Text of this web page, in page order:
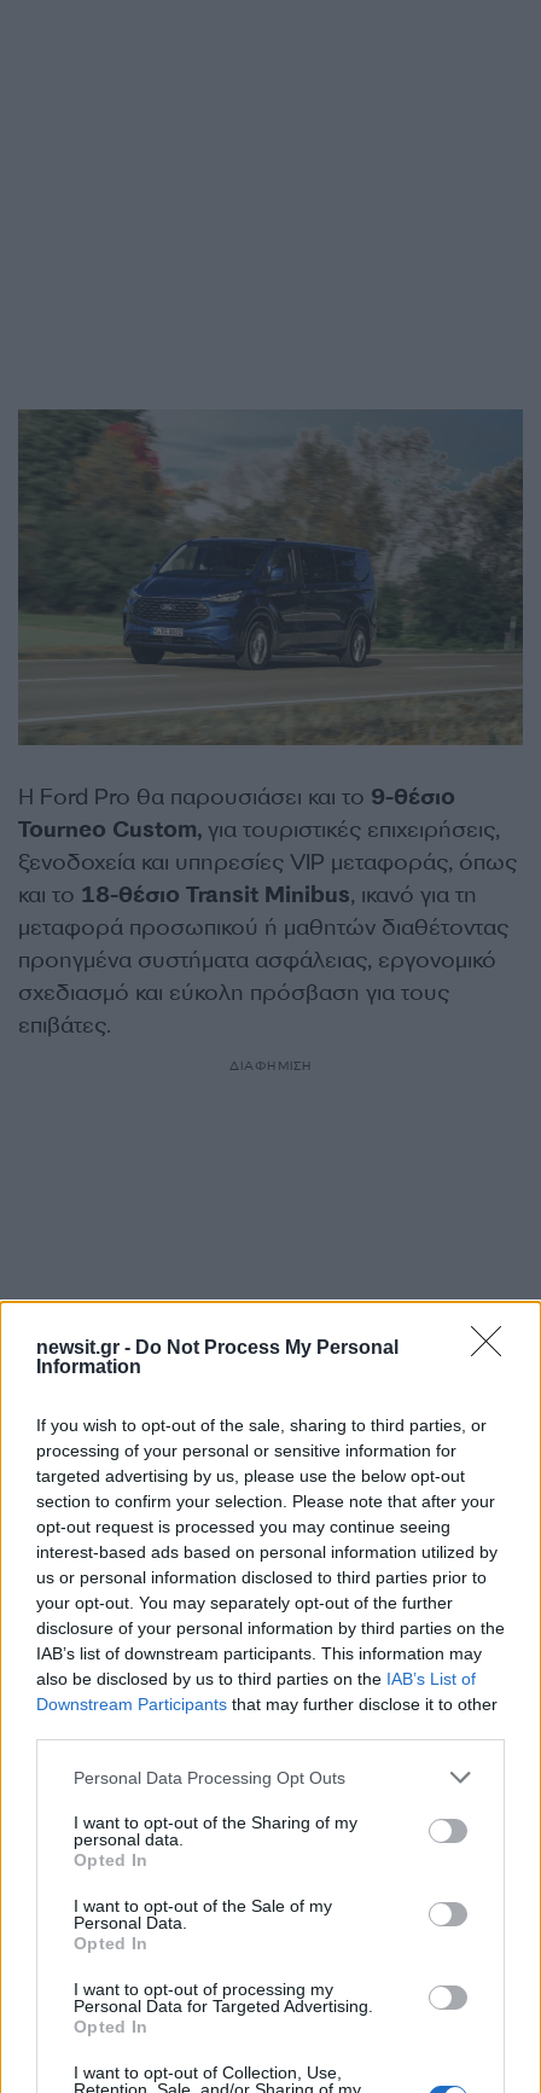
newsit.gr - Do Not Process My Personal
Information
If you wish to opt-out of the sale, sharing to third parties, or
processing of your personal or sensitive information for
targeted advertising by us, please use the below opt-out
section to confirm your selection. Please note that after your
opt-out request is processed you may continue seeing
interest-based ads based on personal information utilized by
us or personal information disclosed to third parties prior to
your opt-out. You may separately opt-out of the further
disclosure of your personal information by third parties on the
IAB’s list of downstream participants. This information may
also be disclosed by us to third parties on the IAB’s List of
Downstream Participants that may further disclose it to other
Please note that this website/app uses one or more Google
not limited to your visit or usage behaviour. You may click to
grant or deny consent to Google and its third-party tags to
use your data for below specified purposes in below Google
consent section.
Personal Data Processing Opt Outs
I want to opt-out of the Sharing of my
personal data.
Opted In
I want to opt-out of the Sale of my
Personal Data.
Opted In
I want to opt-out of processing my
Personal Data for Targeted Advertising.
Opted In
I want to opt-out of Collection, Use,
Η Ford Pro θα παρουσιάσει και το 9-θέσιο
Tourneo Custom, για τουριστικές επιχειρήσεις,
ξενοδοχεία και υπηρεσίες VIP μεταφοράς, όπως
και το 18-θέσιο Transit Minibus, ικανό για τη
μεταφορά προσωπικού ή μαθητών διαθέτοντας
προηγμένα συστήματα ασφάλειας, εργονομικό
σχεδιασμό και εύκολη πρόσβαση για τους
επιβάτες.
ΔΙΑΦΗΜΙΣΗ
Σχόλια
Σχολίασε εδώ
Αν τα χάσατε
Σε 57χρονη αγνοούμενη
από την Κυψέλη ανήκει η
σορός που βρέθηκε στον
θάνατός της
Έως τον Οκτώβριο
του ιού του Δυτικού
πρέπει να